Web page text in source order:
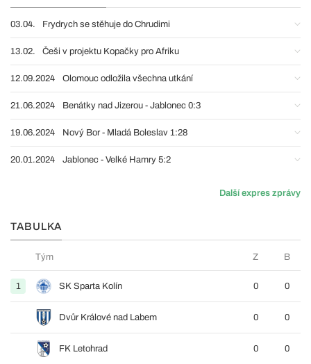
03.04. Frydrych se stěhuje do Chrudimi
13.02. Češi v projektu Kopačky pro Afriku
12.09.2024 Olomouc odložila všechna utkání
21.06.2024 Benátky nad Jizerou - Jablonec 0:3
19.06.2024 Nový Bor - Mladá Boleslav 1:28
20.01.2024 Jablonec - Velké Hamry 5:2
Další expres zprávy
TABULKA
Tým Z B
1 SK Sparta Kolín 0 0
Dvůr Králové nad Labem 0 0
FK Letohrad 0 0